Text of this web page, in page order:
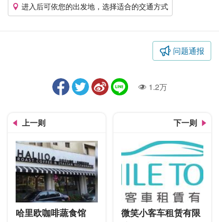
进入后可依您的出发地，选择适合的交通方式
问题通报
人气1.2万
上一则
哈里欧咖啡蔬食馆
下一则
微笑小客车租赁有限